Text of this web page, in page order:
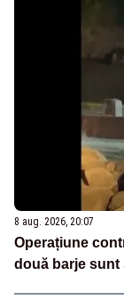
8 aug. 2026, 20:07
Operațiune
două barje